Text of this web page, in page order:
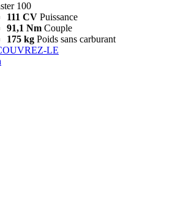
100
111 CV Puissance
91,1 Nm Couple
175 kg Poids sans carburant
LE